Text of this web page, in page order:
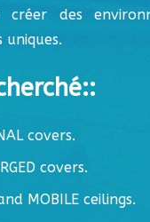
créer des
uniques.
covers.
covers.
MOBILE ceilings.